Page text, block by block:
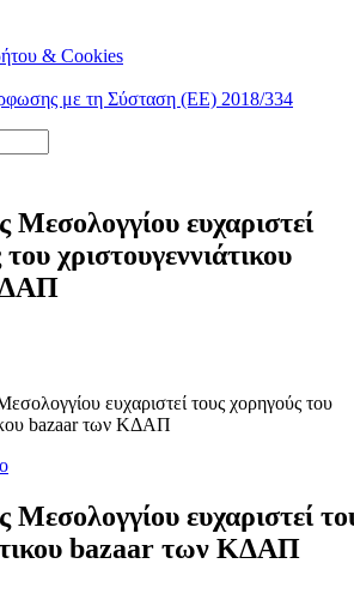
& Cookies
με τη Σύσταση (ΕΕ) 2018/334
ευχαριστεί
χριστουγεννιάτικου
ευχαριστεί τους χορηγούς του
bazaar των ΚΔΑΠ
ευχαριστεί
bazaar των ΚΔΑΠ